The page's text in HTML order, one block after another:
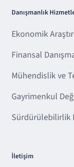
Danışmanlık
Ekonomik
Finansal
Mühendislik ve
Gayrimenkul
Sürdürülebilirlik
İletişim